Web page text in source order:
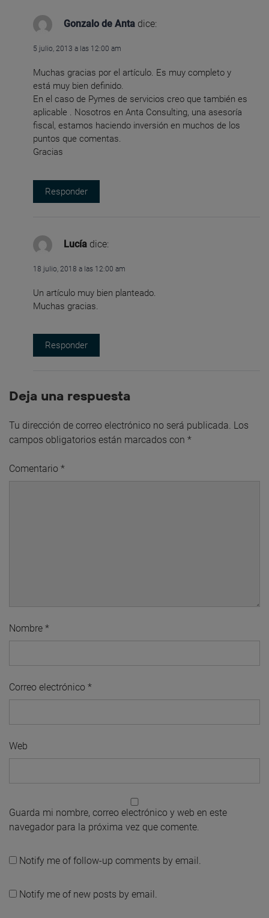
Gonzalo de Anta dice:
5 julio, 2013 a las 12:00 am
Muchas gracias por el artículo. Es muy completo y
está muy bien definido.
En el caso de Pymes de servicios creo que también es
aplicable . Nosotros en Anta Consulting, una asesoría
fiscal, estamos haciendo inversión en muchos de los
puntos que comentas.
Gracias
Responder
Lucía dice:
18 julio, 2018 a las 12:00 am
Un artículo muy bien planteado.
Muchas gracias.
Responder
Deja una respuesta
Tu dirección de correo electrónico no será publicada. Los
campos obligatorios están marcados con *
Comentario *
Nombre *
Correo electrónico *
Web
Guarda mi nombre, correo electrónico y web en este
navegador para la próxima vez que comente.
Notify me of follow-up comments by email.
Notify me of new posts by email.